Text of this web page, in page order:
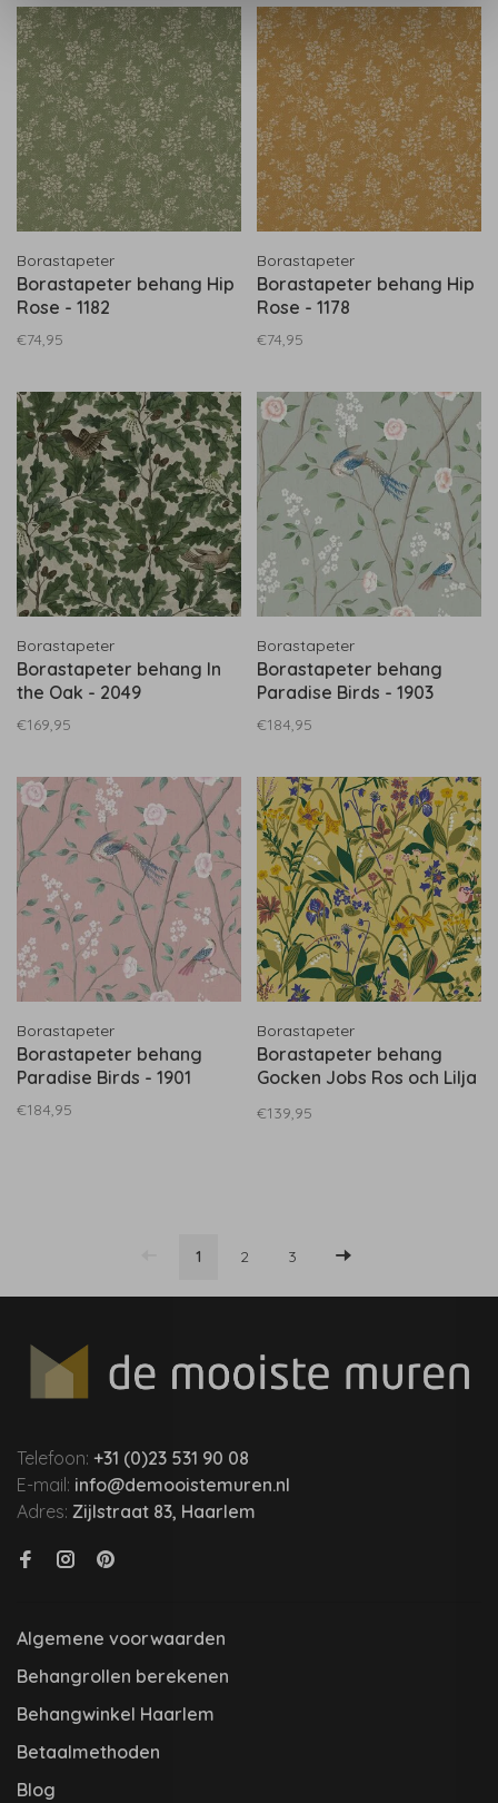
Borastapeter
Borastapeter behang Hip
Rose - 1182
€74,95
Borastapeter
Borastapeter behang Hip
Rose - 1178
€74,95
Borastapeter
Borastapeter behang In
the Oak - 2049
€169,95
Borastapeter
Borastapeter behang
Paradise Birds - 1903
€184,95
Borastapeter
Borastapeter behang
Paradise Birds - 1901
€184,95
Borastapeter
Borastapeter behang
Gocken Jobs Ros och Lilja
€139,95
1 2 3
Telefoon: +31 (0)23 531 90 08
E-mail: info@demooistemuren.nl
Adres: Zijlstraat 83, Haarlem
Algemene voorwaarden
Behangrollen berekenen
Behangwinkel Haarlem
Betaalmethoden
Blog